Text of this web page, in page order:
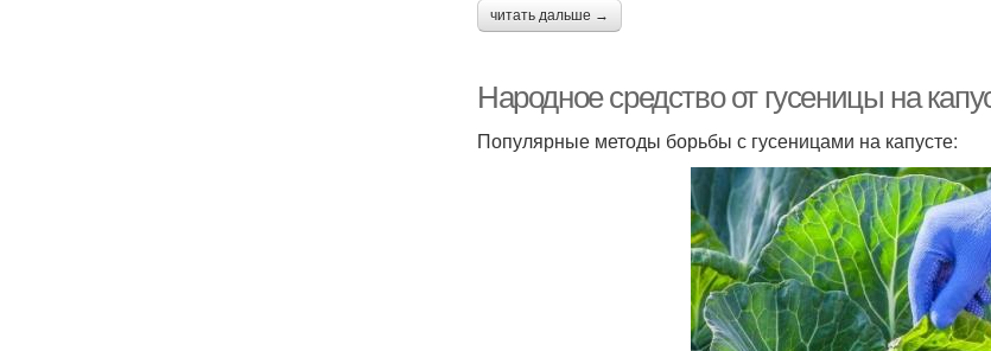
читать дальше →
Народное средство от гусеницы на
Популярные методы борьбы с гусеницами на капусте: